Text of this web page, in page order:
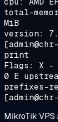
total-
MiB
version:
print
Flags: X -
0 E
prefixes-
MikroTik